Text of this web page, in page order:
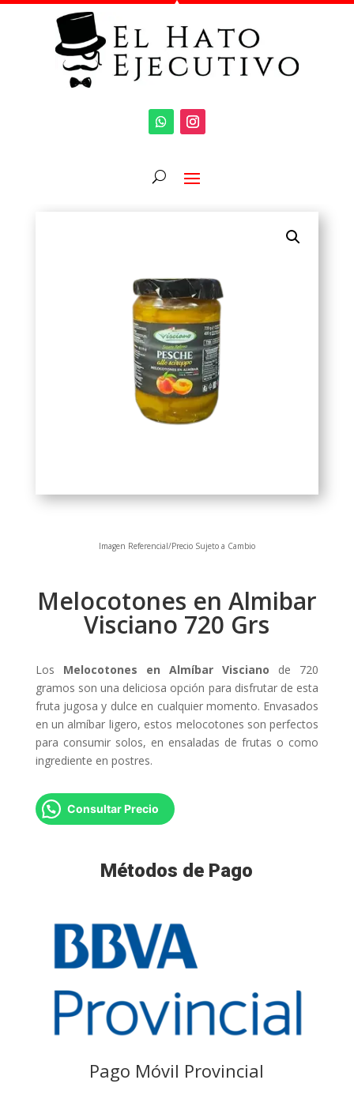
Imagen Referencial/Precio Sujeto a Cambio
Melocotones en Almibar
Visciano 720 Grs
Los Melocotones en Almíbar Visciano de 720
gramos son una deliciosa opción para disfrutar de esta
fruta jugosa y dulce en cualquier momento. Envasados
en un almíbar ligero, estos melocotones son perfectos
para consumir solos, en ensaladas de frutas o como
ingrediente en postres.
Consultar Precio
Métodos de Pago
Pago Móvil Provincial